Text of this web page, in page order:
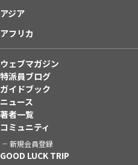
アジア
アフリカ
ウェブマガジン
特派員ブログ
ガイドブック
ニュース
著者一覧
コミュニティ
新規会員登録
GOOD LUCK TRIP